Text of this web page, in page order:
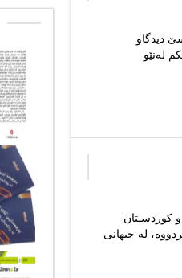
دیدگاو
له‌نێو
کورد و کوردسـتان
لە جیهانی